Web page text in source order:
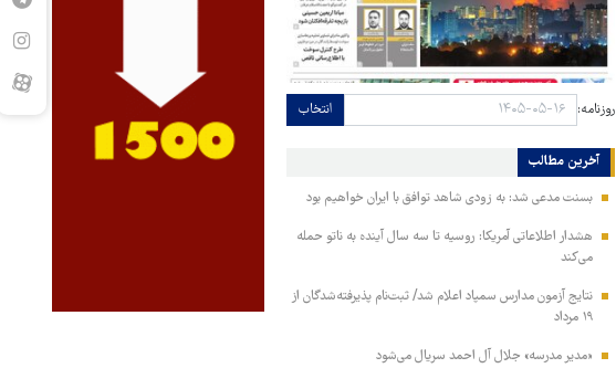
روزنامه: انتخاب
آخرین مطالب
بسنت مدعی شد: به زودی شاهد توافق با ایران خواهیم بود
هشدار اطلاعاتی آمریکا: روسیه تا سه سال آینده به ناتو حمله
می‌کند
نتایج آزمون مدارس سمپاد اعلام شد/ ثبت‌نام پذیرفته‌شدگان از
۱۹ مرداد
«مدیر مدرسه» جلال آل احمد سریال می‌شود